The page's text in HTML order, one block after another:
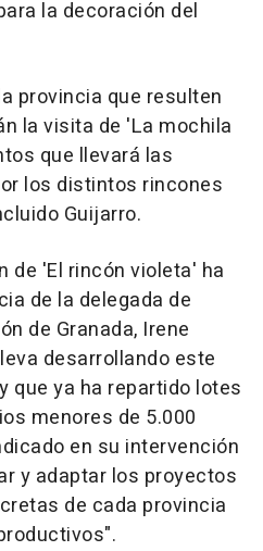
la decoración del
provincia que resulten
la visita de 'La mochila
que llevará las
los distintos rincones
Guijarro.
de 'El rincón violeta' ha
de la delegada de
de Granada, Irene
desarrollando este
que ya ha repartido lotes
menores de 5.000
en su intervención
y adaptar los proyectos
de cada provincia